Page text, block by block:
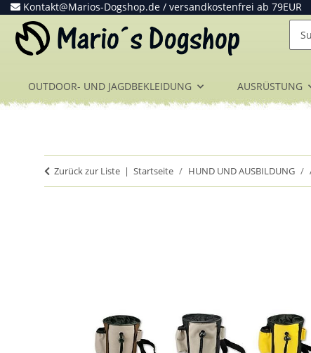
Kontakt@Marios-Dogshop.de / versandkostenfrei ab 79EUR
OUTDOOR- UND JAGDBEKLEIDUNG AUSRÜSTUNG
Zurück zur Liste Startseite HUND UND AUSBILDUNG